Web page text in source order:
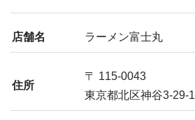
店舗名 ラーメン富士丸
住所
〒 115-0043
東京都北区神谷3-29-1